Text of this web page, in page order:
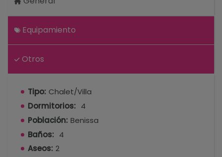
Equipamiento
Otros
Tipo: Chalet/Villa
Dormitorios: 4
Población: Benissa
Baños: 4
Aseos: 2